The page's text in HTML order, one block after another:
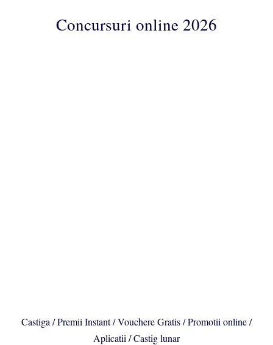
ConcursuriConcursuri online 2026
Castiga / Premii Instant / Vouchere Gratis / Promotii online /
Aplicatii / Castig lunar